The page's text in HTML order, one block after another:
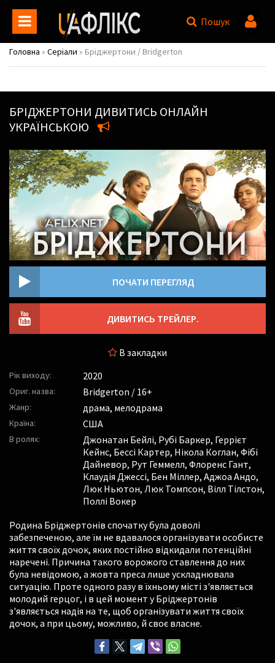
Пошук
Головна » Серіали » Бріджертони / Bridgerton
БРІДЖЕРТОНИ ДИВИТИСЬ ОНЛАЙН
УКРАЇНСЬКОЮ
ПОЧАТИ ПЕРЕГЛЯД
ДИВИТИСЬ ТРЕЙЛЕР.
В закладки
Рік виходу: 2020
Ориг. назва: Bridgerton / 16+
Жанр: драма, мелодрама
Країна: США
В ролях: Джонатан Бейлі, Рубі Баркер, Геррієт
Кейнс, Бессі Картер, Нікола Коглан, Фібі
Дайневор, Рут Геммелл, Флоренс Гант,
Клаудія Джессі, Бен Міллер, Аджоа Андо,
Люк Ньютон, Люк Томпсон, Вілл Тілстон,
Поллі Вокер
Родина Бріджертонів спочатку була доволі
забезпеченою, але їм не вдавалося організувати особисте
життя своїх дочок, яких постійно відкидали потенційні
наречені. Причина такого ворожого ставлення до них
була невідомою, а жовта преса лише ускладнювала
ситуацію. Проте одного разу в їхньому місті з'являється
молодий герцог, і в цей момент у Бріджертонів
з'являється надія на те, щоб організувати життя своїх
дочок, а при цьому, можливо, й своє власне.